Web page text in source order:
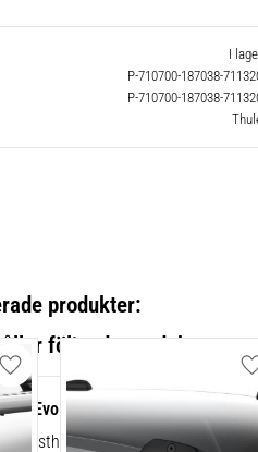
I
P-710700-187038-
P-710700-187038-
Evo 4-pack 710700
lasthållarfot för Thule Evo-
produkter:
Lägg till i favoriter